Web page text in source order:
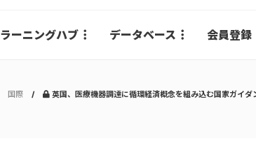
ラーニングハブ データベース 会員登録
国際 英国、医療機器調達に循環経済概念を組み込む国家ガイ